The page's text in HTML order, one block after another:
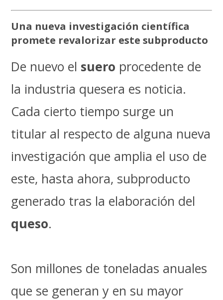
Una nueva investigación científica
promete revalorizar este subproducto
De nuevo el suero procedente de
la industria quesera es noticia.
Cada cierto tiempo surge un
titular al respecto de alguna nueva
investigación que amplia el uso de
este, hasta ahora, subproducto
generado tras la elaboración del
queso.
Son millones de toneladas anuales
que se generan y en su mayor